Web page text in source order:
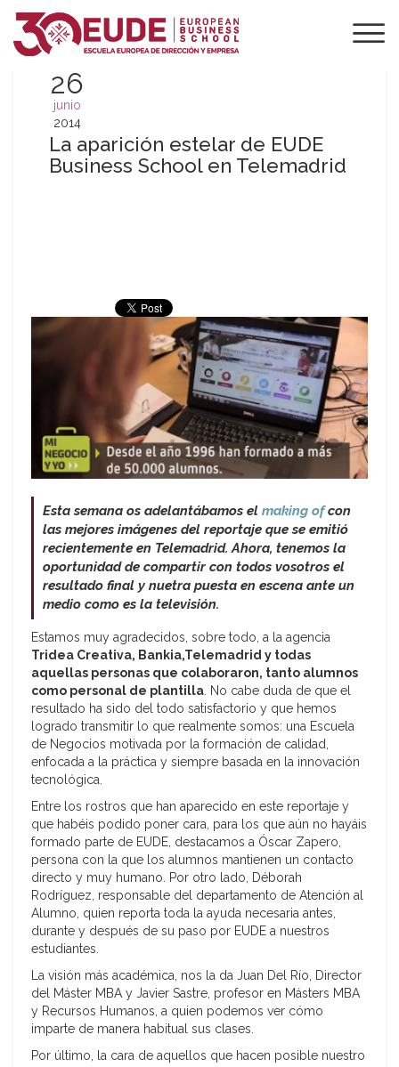
26
junio
2014
La aparición estelar de EUDE
Business School en Telemadrid
Esta semana os adelantábamos el making ofcon
las mejores imágenes del reportaje que se emitió
recientemente en Telemadrid. Ahora, tenemos la
oportunidad de compartir con todos vosotros el
resultado final y nuetra puesta en escena ante un
medio como es la televisión.
Estamos muy agradecidos, sobre todo, a la agencia
Tridea Creativa, Bankia,Telemadrid y todas
aquellas personas que colaboraron, tanto alumnos
como personal de plantilla . No cabe duda de que el
resultado ha sido del todo satisfactorio y que hemos
logrado transmitir lo que realmente somos: una Escuela
de Negocios motivada por la formación de calidad,
enfocada a la práctica y siempre basada en la innovación
tecnológica.
Entre los rostros que han aparecido en este reportaje y
que habéis podido poner cara, para los que aún no hayáis
formado parte de EUDE, destacamos a Óscar Zapero,
persona con la que los alumnos mantienen un contacto
directo y muy humano. Por otro lado, Déborah
Rodríguez, responsable del departamento de Atención al
Alumno, quien reporta toda la ayuda necesaria antes,
durante y después de su paso por EUDE a nuestros
estudiantes.
La visión más académica, nos la da Juan Del Río, Director
del Máster MBA y Javier Sastre, profesor en Másters MBA
y Recursos Humanos, a quien podemos ver cómo
imparte de manera habitual sus clases.
Por último, la cara de aquellos que hacen posible nuestro